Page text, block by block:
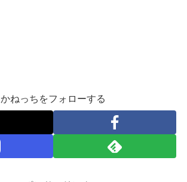
かねっちをフォローする